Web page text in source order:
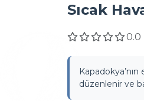
Sıcak
0.0
düzenlenir ve